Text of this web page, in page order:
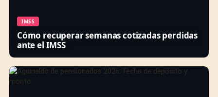
IMSS
Cómo recuperar semanas cotizadas perdidas
ante el IMSS